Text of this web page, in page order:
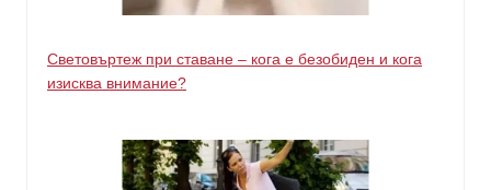
Световъртеж при ставане – кога е безобиден и кога
изисква внимание?